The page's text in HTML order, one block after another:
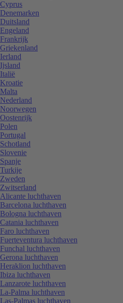
Cyprus
Denemarken
Duitsland
Engeland
Frankrijk
Griekenland
Ierland
Ijsland
Italië
Kroatie
Malta
Nederland
Noorwegen
Oostenrijk
Polen
Portugal
Schotland
Slovenie
Spanje
Turkije
Zweden
Zwitserland
Alicante luchthaven
Barcelona luchthaven
Bologna luchthaven
Catania luchthaven
Faro luchthaven
Fuerteventura luchthaven
Funchal luchthaven
Gerona luchthaven
Heraklion luchthaven
Ibiza luchthaven
Lanzarote luchthaven
La-Palma luchthaven
Las-Palmas luchthaven